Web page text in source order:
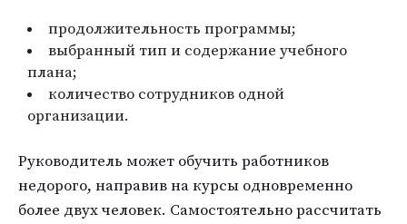
продолжительность программы;
выбранный тип и содержание учебного
плана;
количество сотрудников одной
организации.
Руководитель может обучить работников
недорого, направив на курсы одновременно
более двух человек. Самостоятельно рассчитать